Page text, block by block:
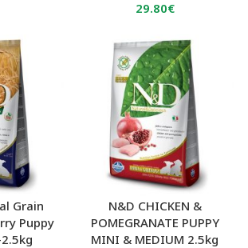
29.80€
Grain
Puppy
N&D CHICKEN &
POMEGRANATE PUPPY
MINI & MEDIUM 2.5kg